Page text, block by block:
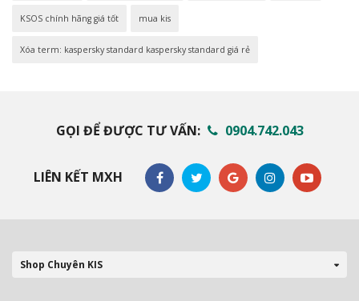
KSOS chính hãng giá tốt mua kis
Xóa term: kaspersky standard kaspersky standard giá rẻ
GỌI ĐỂ ĐƯỢC TƯ VẤN: 0904.742.043
LIÊN KẾT MXH
Shop Chuyên KIS